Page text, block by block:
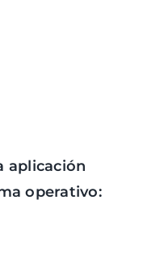
aplicación
operativo: